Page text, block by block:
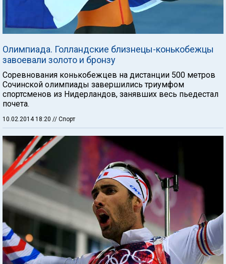
Олимпиада. Голландские близнецы-конькобежцы
завоевали золото и бронзу
Соревнования конькобежцев на дистанции 500 метров
Сочинской олимпиады завершились триумфом
спортсменов из Нидерландов, занявших весь пьедестал
почета.
10.02.2014 18:20 // Спорт